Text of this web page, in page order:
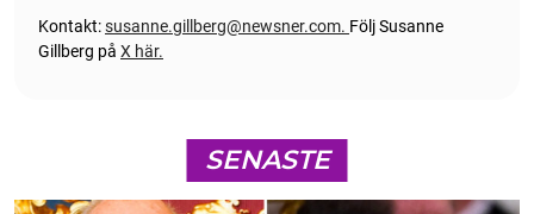
Kontakt:susanne.gillberg@newsner.com. Följ Susanne
Gillberg på X här.
SENASTE